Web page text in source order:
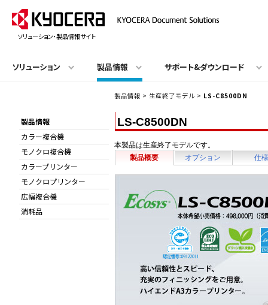
ソリューション・製品情報サイト
ソリューション 製品情報 サポート&ダウンロード
製品情報 > 生産終了モデル > LS-C8500DN
LS-C8500DN
本製品は生産終了モデルです。
製品概要
オプション 仕様
製品情報
カラー複合機
モノクロ複合機
カラープリンター
モノクロプリンター
広幅複合機
消耗品